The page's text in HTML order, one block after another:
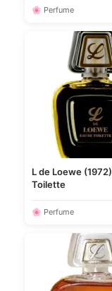
🌸 Perfume
L de Loewe (1972) Eau de
Toilette
🌸 Perfume